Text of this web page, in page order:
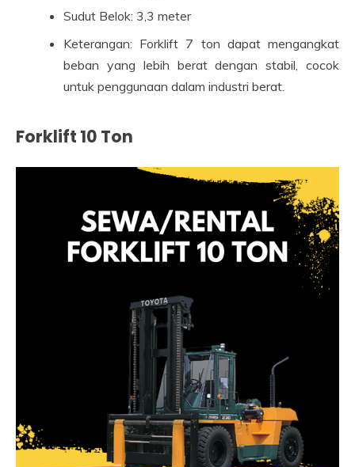
Sudut Belok: 3,3 meter
Keterangan: Forklift 7 ton dapat mengangkat
beban yang lebih berat dengan stabil, cocok
untuk penggunaan dalam industri berat.
Forklift 10 Ton